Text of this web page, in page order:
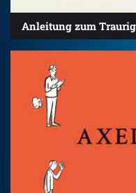
Anleitung zum